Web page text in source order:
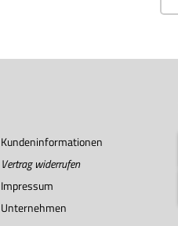
Kundeninformationen
Vertrag widerrufen
Impressum
Unternehmen